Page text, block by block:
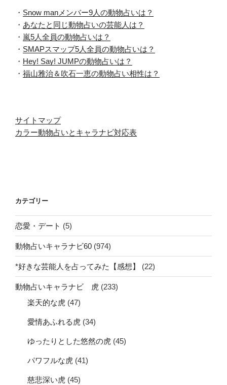
・ Snow manメンバー9人の動物占いは？
・ あなたと同じ動物占いの芸能人は？
・ 嵐5人全員の動物占いは？
・ SMAPスマップ5人全員の動物占いは？
・ Hey! Say! JUMPの動物占いは？
・ 福山雅治＆吹石一恵の動物占い相性は？
サイトマップ
カラー動物占いとキャラナビ対応表
カテゴリー
恋愛・デート (5)
動物占いキャラナビ60 (974)
*好きな芸能人を占ってみた【感想】 (22)
動物占いキャラナビ 虎 (233)
楽天的な虎 (47)
愛情あふれる虎 (34)
ゆったりとした悠然の虎 (45)
パワフルな虎 (41)
慈悲深い虎 (45)